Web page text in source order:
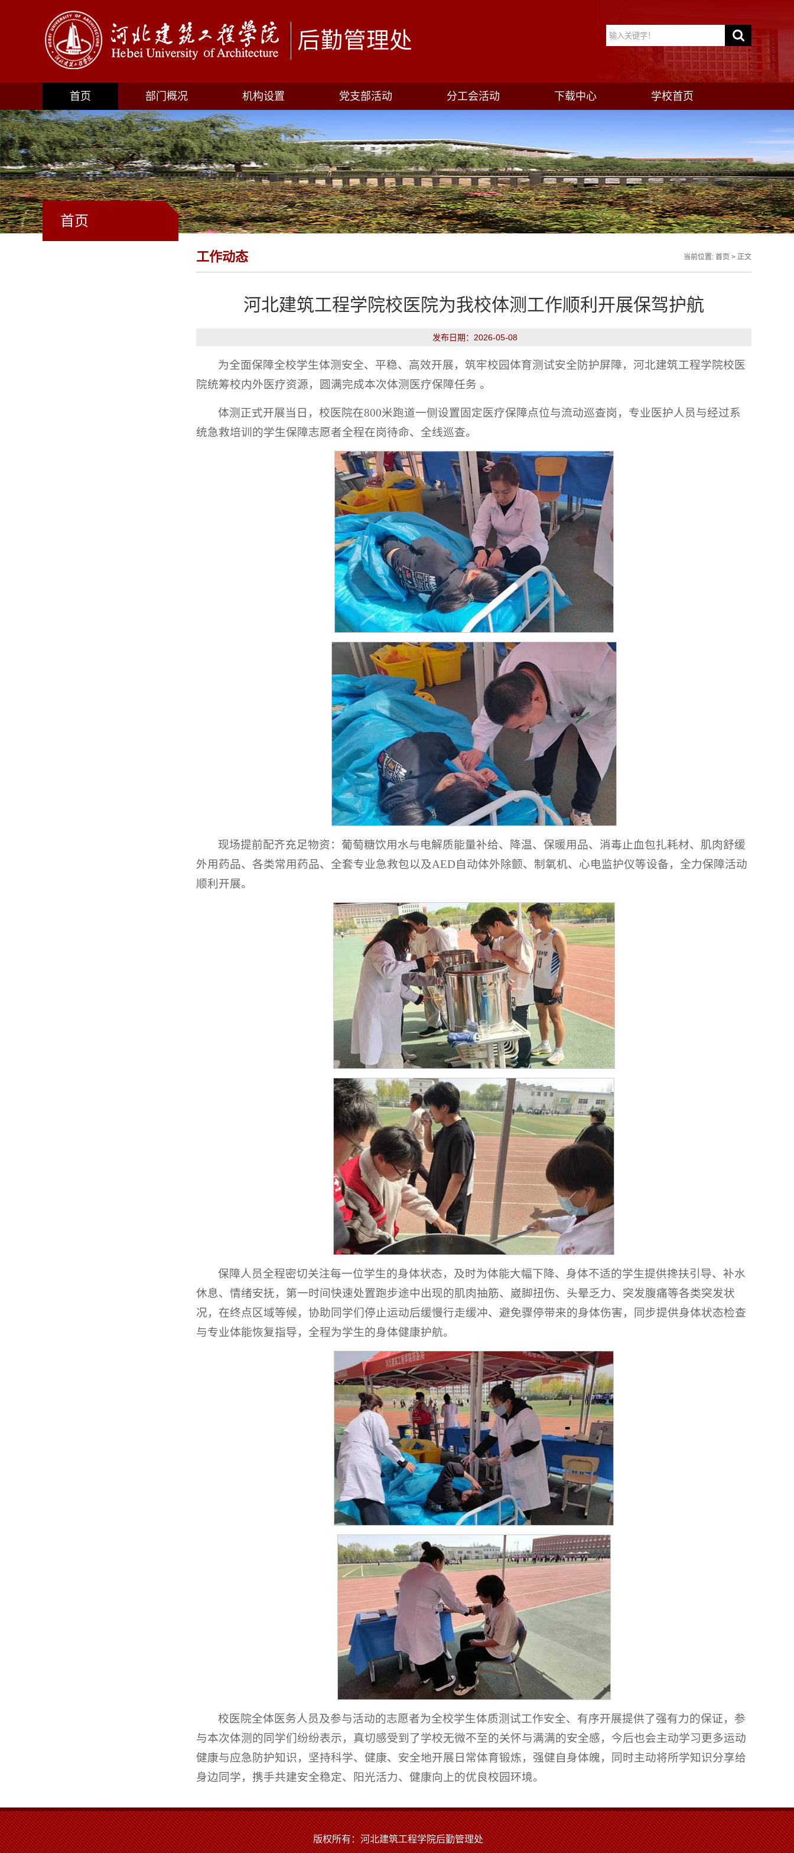
首页 部门概况 机构设置 党支部活动 分工会活动 下载中心 学校首页
首页
工作动态 当前位置: 首页 > 正文
河北建筑工程学院校医院为我校体测工作顺利开展保驾护航
发布日期：2026-05-08
为全面保障全校学生体测安全、平稳、高效开展，筑牢校园体育测试安全防护屏障，河北建筑工程学院校医
院统筹校内外医疗资源，圆满完成本次体测医疗保障任务 。
体测正式开展当日，校医院在800米跑道一侧设置固定医疗保障点位与流动巡查岗，专业医护人员与经过系
统急救培训的学生保障志愿者全程在岗待命、全线巡查。
现场提前配齐充足物资：葡萄糖饮用水与电解质能量补给、降温、保暖用品、消毒止血包扎耗材、肌肉舒缓
外用药品、各类常用药品、全套专业急救包以及AED自动体外除颤、制氧机、心电监护仪等设备，全力保障活动
顺利开展。
保障人员全程密切关注每一位学生的身体状态，及时为体能大幅下降、身体不适的学生提供搀扶引导、补水
休息、情绪安抚，第一时间快速处置跑步途中出现的肌肉抽筋、崴脚扭伤、头晕乏力、突发腹痛等各类突发状
况，在终点区域等候，协助同学们停止运动后缓慢行走缓冲、避免骤停带来的身体伤害，同步提供身体状态检查
与专业体能恢复指导，全程为学生的身体健康护航。
校医院全体医务人员及参与活动的志愿者为全校学生体质测试工作安全、有序开展提供了强有力的保证，参
与本次体测的同学们纷纷表示，真切感受到了学校无微不至的关怀与满满的安全感，今后也会主动学习更多运动
健康与应急防护知识，坚持科学、健康、安全地开展日常体育锻炼，强健自身体魄，同时主动将所学知识分享给
身边同学，携手共建安全稳定、阳光活力、健康向上的优良校园环境。
版权所有：河北建筑工程学院后勤管理处